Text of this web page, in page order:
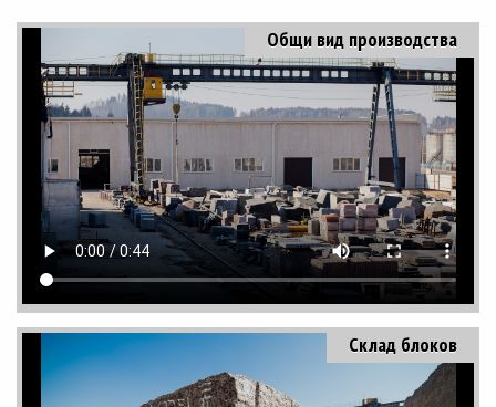
Общи вид производства
Склад блоков